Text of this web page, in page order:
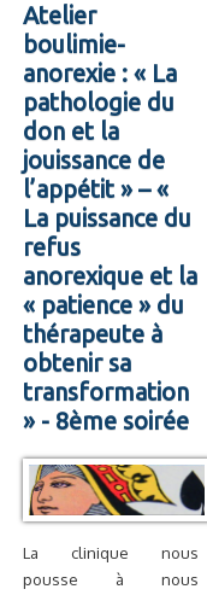
Atelier
boulimie-
anorexie : « La
pathologie du
don et la
jouissance de
l’appétit » – «
La puissance du
refus
anorexique et la
« patience » du
thérapeute à
obtenir sa
transformation
» - 8ème soirée
La clinique nous
pousse à nous